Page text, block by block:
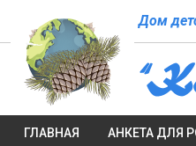
Дом
ГЛАВНАЯ АНКЕТА ДЛЯ